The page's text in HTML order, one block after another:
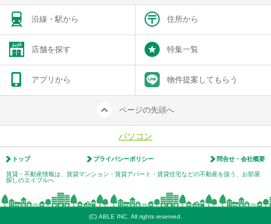
沿線・駅から 住所から
店舗を探す 特集一覧
アプリから 物件提案してもらう
ページの先頭へ
パソコン
トップ プライバシーポリシー 問合せ・会社概要
賃貸・不動産情報は、賃貸マンション・賃貸アパート・賃貸住宅などの不動産を扱う、お部屋
探しのエイブルへ
(C) ABLE INC. All rights reserved.